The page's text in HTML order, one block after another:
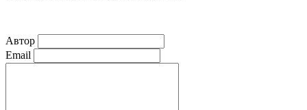
Автор
Email